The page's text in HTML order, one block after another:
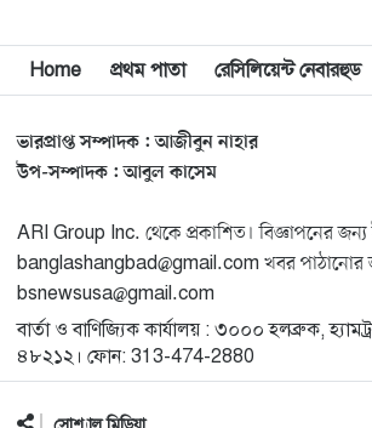
শেখ হাসিনার সঙ্গে সংবাদ সম্মেলনে
হাসান
১২
যুক্তরাষ্ট্রকে ছাড়ে বাধ্য করতে কোন
১৩
ট্রাম্প অর্গানাইজেশনের হিসাব বন্ধের
ওয়ান
১৪
মুক্তিযোদ্ধাদের তালিকা তৈরিতে
১৫
Home প্রথম পাতা রেসিলিয়েন্ট নেবারহুড
ভারপ্রাপ্ত সম্পাদক : আজীবুন নাহার
উপ-সম্পাদক : আবুল কাসেম
ARI Group Inc. থেকে প্রকাশিত। বিজ্ঞাপনের
banglashangbad@gmail.com খবর পাঠানোর
bsnewsusa@gmail.com
বার্তা ও বাণিজ্যিক কার্যালয় : ৩০০০ হলব্রুক,
৪৮২১২। ফোন: 313-474-2880